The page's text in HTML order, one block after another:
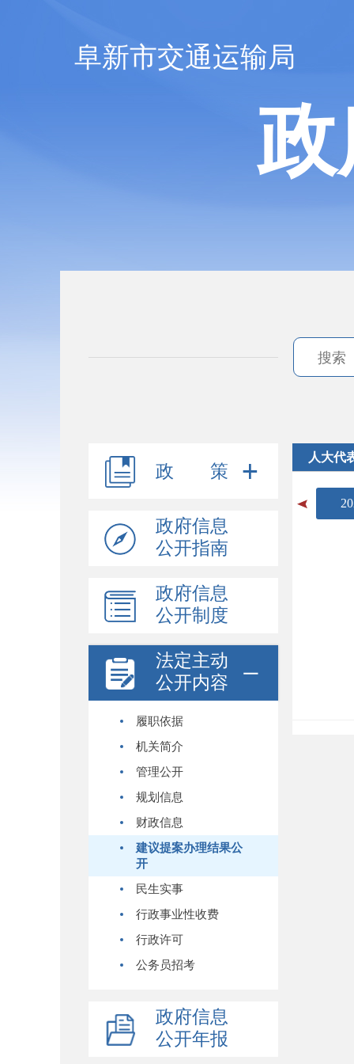
阜新市交通运输局
政 策
政府信息
公开指南
政府信息
公开制度
法定主动
公开内容
履职依据
机关简介
管理公开
规划信息
财政信息
建议提案办理结果公
开
民生实事
行政事业性收费
行政许可
公务员招考
政府信息
公开年报
人大代